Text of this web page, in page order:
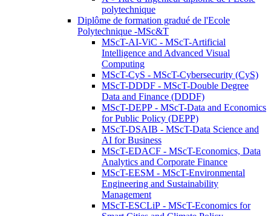
polytechnique
Diplôme de formation gradué de l'Ecole
Polytechnique -MSc&T
MScT-AI-ViC - MScT-Artificial
Intelligence and Advanced Visual
Computing
MScT-CyS - MScT-Cybersecurity (CyS)
MScT-DDDF - MScT-Double Degree
Data and Finance (DDDF)
MScT-DEPP - MScT-Data and Economics
for Public Policy (DEPP)
MScT-DSAIB - MScT-Data Science and
AI for Business
MScT-EDACF - MScT-Economics, Data
Analytics and Corporate Finance
MScT-EESM - MScT-Environmental
Engineering and Sustainability
Management
MScT-ESCLiP - MScT-Economics for